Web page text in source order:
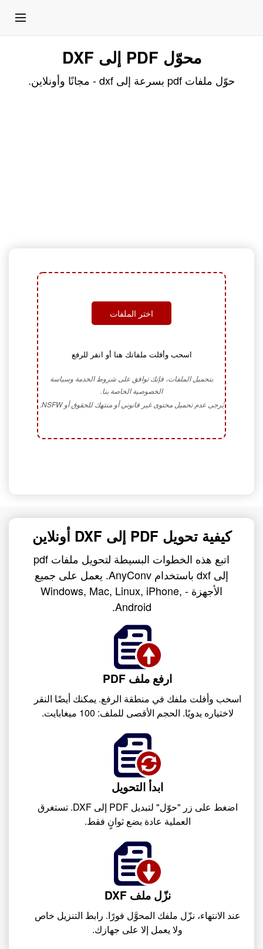
محوّل PDF إلى DXF
حوّل ملفات pdf بسرعة إلى dxf - مجانًا وأونلاين.
اختر الملفات
اسحب وأفلت ملفاتك هنا أو انقر للرفع
بتحميل الملفات، فإنك توافق على شروط الخدمة وسياسة
الخصوصية الخاصة بنا.
يُرجى عدم تحميل محتوى غير قانوني أو منتهك للحقوق أو NSFW.
كيفية تحويل PDF إلى DXF أونلاين
اتبع هذه الخطوات البسيطة لتحويل ملفات pdf
إلى dxf باستخدام AnyConv. يعمل على جميع
الأجهزة - Windows, Mac, Linux, iPhone,
Android.
ارفع ملف PDF
اسحب وأفلت ملفك في منطقة الرفع. يمكنك أيضًا النقر
لاختياره يدويًا. الحجم الأقصى للملف: 100 ميغابايت.
ابدأ التحويل
اضغط على زر "حوّل" لتبديل PDF إلى DXF. تستغرق
العملية عادة بضع ثوانٍ فقط.
نزّل ملف DXF
عند الانتهاء، نزّل ملفك المحوَّل فورًا. رابط التنزيل خاص
ولا يعمل إلا على جهازك.